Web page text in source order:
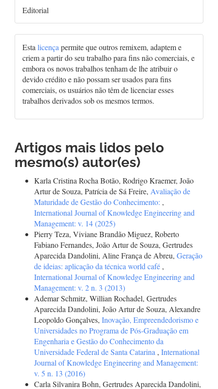
Editorial
Esta licença permite que outros remixem, adaptem e
criem a partir do seu trabalho para fins não comerciais, e
embora os novos trabalhos tenham de lhe atribuir o
devido crédito e não possam ser usados para fins
comerciais, os usuários não têm de licenciar esses
trabalhos derivados sob os mesmos termos.
Artigos mais lidos pelo
mesmo(s) autor(es)
Karla Cristina Rocha Botão, Rodrigo Kraemer, João
Artur de Souza, Patrícia de Sá Freire, Avaliação de
Maturidade de Gestão do Conhecimento: ,
International Journal of Knowledge Engineering and
Management: v. 14 (2025)
Pierry Teza, Viviane Brandão Miguez, Roberto
Fabiano Fernandes, João Artur de Souza, Gertrudes
Aparecida Dandolini, Aline França de Abreu, Geração
de ideias: aplicação da técnica world café ,
International Journal of Knowledge Engineering and
Management: v. 2 n. 3 (2013)
Ademar Schmitz, Willian Rochadel, Gertrudes
Aparecida Dandolini, João Artur de Souza, Alexandre
Leopoldo Gonçalves, Inovação, Empreendedorismo e
Universidades no Programa de Pós-Graduação em
Engenharia e Gestão do Conhecimento da
Universidade Federal de Santa Catarina , International
Journal of Knowledge Engineering and Management:
v. 5 n. 13 (2016)
Carla Silvanira Bohn, Gertrudes Aparecida Dandolini,